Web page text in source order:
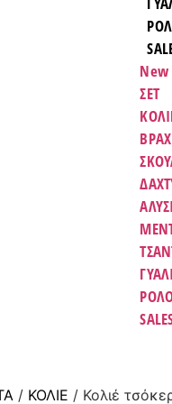
New
ΣΕΤ
/ ΚΟΛΙΈ / Κολιέ